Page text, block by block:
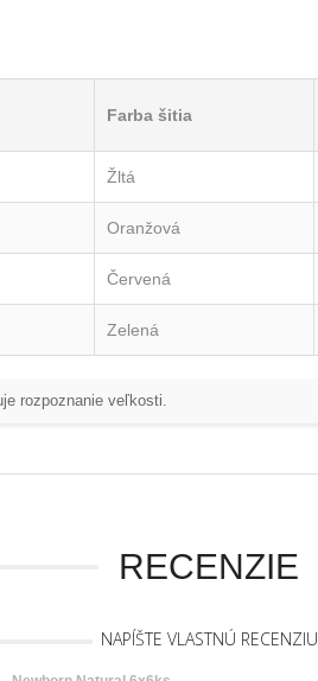
Farba šitia
Žltá
Oranžová
Červená
Zelená
rozpoznanie veľkosti.
RECENZIE
NAPÍŠTE VLASTNÚ RECENZIU